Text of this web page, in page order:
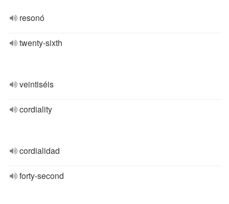
resonó
twenty-sixth
veintiséis
cordiality
cordialidad
forty-second